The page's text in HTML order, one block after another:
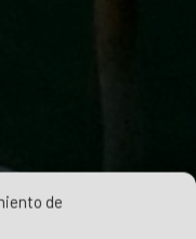
de